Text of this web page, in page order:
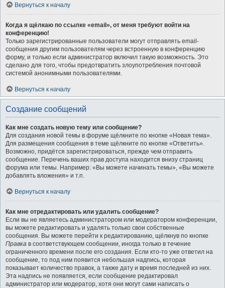
Вернуться к началу
Когда я щёлкаю по ссылке «email», от меня требуют войти на
конференцию!
Только зарегистрированные пользователи могут отправлять email-
сообщения другим пользователям через встроенную в конференцию
форму, и только если администратор включил такую возможность. Это
сделано для того, чтобы предотвратить злоупотребления почтовой
системой анонимными пользователями.
Вернуться к началу
Создание сообщений
Как мне создать новую тему или сообщение?
Для создания новой темы в форуме щёлкните по кнопке «Новая тема».
Для размещения сообщения в теме щёлкните по кнопке «Ответить».
Возможно, придётся зарегистрироваться, прежде чем отправить
сообщение. Перечень ваших прав доступа находится внизу страниц
форума или темы. Например: «Вы можете начинать темы», «Вы можете
добавлять вложения» и т.п.
Вернуться к началу
Как мне отредактировать или удалить сообщение?
Если вы не являетесь администратором или модератором конференции,
вы можете редактировать и удалять только свои собственные
сообщения. Вы можете перейти к редактированию, щёлкнув по кнопке
Правка в соответствующем сообщении, иногда только в течение
ограниченного времени после его создания. Если кто-то уже ответил на
сообщение, то под ним появится небольшая надпись, которая
показывает количество правок, а также дату и время последней из них.
Эта надпись не появляется, если сообщение редактировал
администратор или модератор, хотя они могут сами написать о